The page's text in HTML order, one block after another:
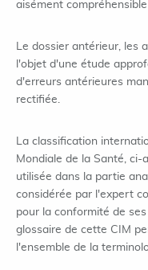
aisément
Le dossier antérieur, les
l'objet d'une étude
d'erreurs antérieures
rectifiée.
La classification
Mondiale de la Santé, ci-
utilisée dans la partie
considérée par l'expert
pour la conformité de
glossaire de cette CIM
l'ensemble de la